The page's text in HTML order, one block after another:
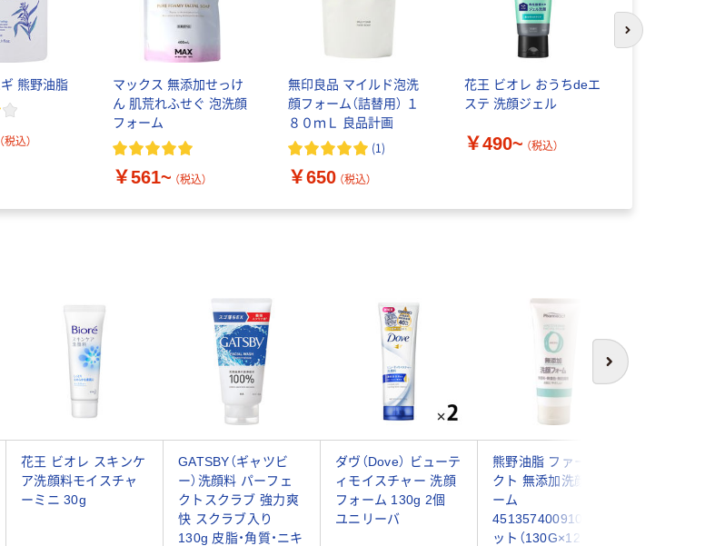
麗白ハトムギ 熊野油脂
（税込）
マックス 無添加せっけ
ん 肌荒れふせぐ 泡洗顔
フォーム
￥561~ （税込）
無印良品 マイルド泡洗
顔フォーム（詰替用） １
８０ｍＬ 良品計画
(1)
￥650 （税込）
花王 ビオレ おうちdeエ
ステ 洗顔ジェル
￥490~ （税込）
次のスライド
次へ
花王 ビオレ スキンケ
ア洗顔料モイスチャ
ーミニ 30g
GATSBY（ギャツビ
ー）洗顔料 パーフェ
クトスクラブ 強力爽
快 スクラブ入り
130g 皮脂・角質・ニキ
ダヴ（Dove） ビューテ
ィモイスチャー 洗顔
フォーム 130g 2個
ユニリーバ
熊野油脂 ファーマア
クト 無添加洗顔フォ
ーム
4513574009103 1セ
ット（130G×12）（直送